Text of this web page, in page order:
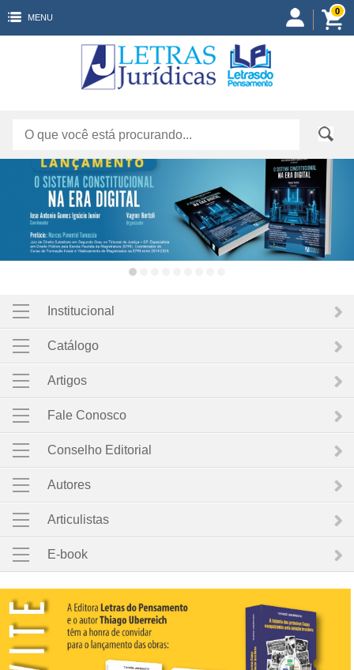
MENU
0
Institucional
Catálogo
Artigos
Fale Conosco
Conselho Editorial
Autores
Articulistas
E-book